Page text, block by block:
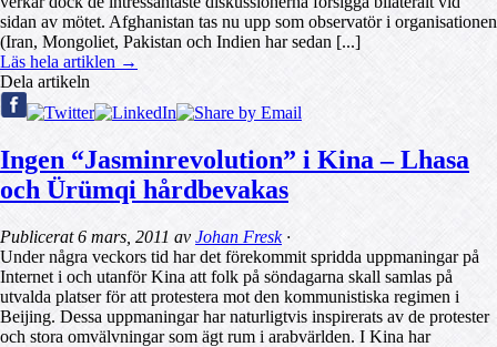
sidan av mötet. Afghanistan tas nu upp som observatör i organisationen
(Iran, Mongoliet, Pakistan och Indien har sedan [...]
Läs hela artiklen →
Dela artikeln
Ingen “Jasminrevolution” i Kina – Lhasa
och Ürümqi hårdbevakas
Publicerat6 mars, 2011 av Johan Fresk·
Under några veckors tid har det förekommit spridda uppmaningar på
Internet i och utanför Kina att folk på söndagarna skall samlas på
utvalda platser för att protestera mot den kommunistiska regimen i
Beijing. Dessa uppmaningar har naturligtvis inspirerats av de protester
och stora omvälvningar som ägt rum i arabvärlden. I Kina har